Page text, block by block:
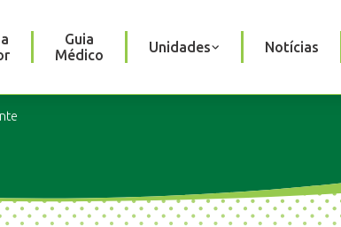
Guia
Médico
Unidades Notícias